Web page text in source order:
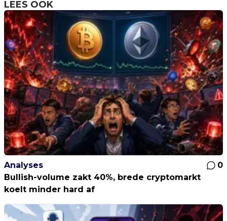
LEES OOK
Analyses
0
Bullish-volume zakt 40%, brede cryptomarkt
koelt minder hard af